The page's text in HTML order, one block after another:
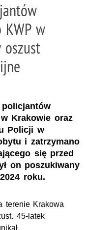
KWP w
Krakowie oraz
Policji w
i zatrzymano
się przed
on poszukiwany
roku.
terenie Krakowa
45-latek